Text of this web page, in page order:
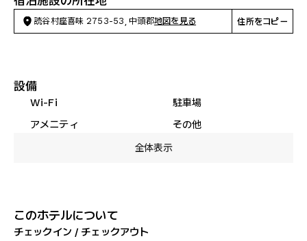
読谷村座喜味 2753-53, 中頭郡地図を見る 住所をコピー
設備
Wi-Fi
駐車場
アメニティ
その他
全体表示
このホテルについて
チェックイン / チェックアウト